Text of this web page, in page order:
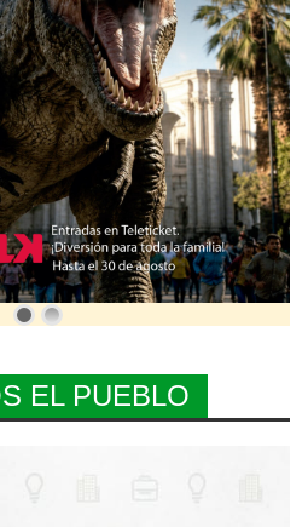
EL PUEBLO